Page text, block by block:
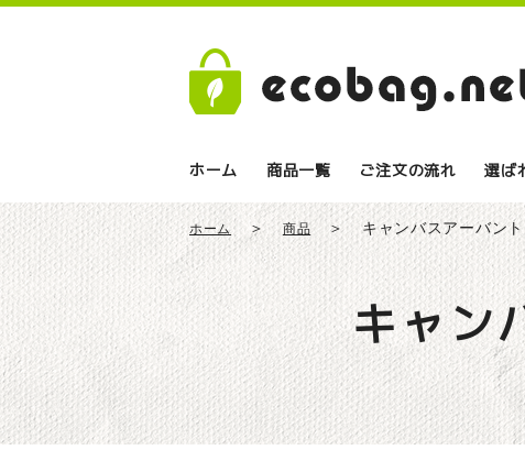
ホーム 商品一覧 ご注文の流れ 選ば
ホーム 商品 キャンバスアーバン
キャン